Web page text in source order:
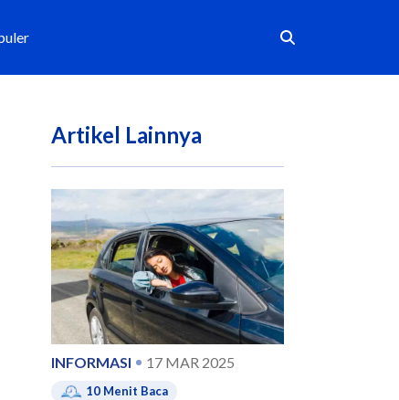
Artikel Lainnya
INFORMASI 17 MAR 2025
10 Menit Baca